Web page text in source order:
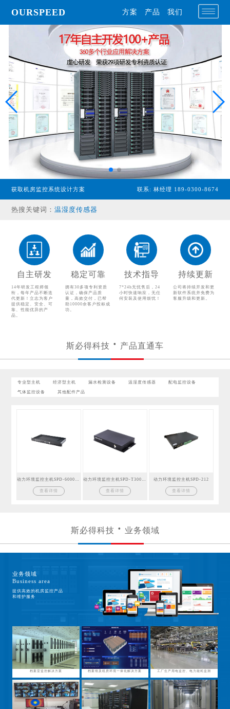
OURSPEED 方案 产品 我们
获取机房监控系统设计方案 联系: 林经理 189-0300-8674
热搜关键词：
专业型主机
经济型主机
温湿度传感器
气体监控设备
其他配件产品
自主研发
14年研发工程师领
衔，每年产品不断迭
代更新！立志为客户
提供稳定、安全、可
靠、性能优异的产
品。
稳定可靠
拥有30多项专利资质
认证，确保产品质
量，高效交付，已帮
助10000余客户投标成
功。
技术指导
7*24h无忧售后，24
小时快速响应，无任
何安装及使用烦忧！
持续更新
公司将持续开发和更
新软件系统并免费为
客服升级和更新。
斯必得科技 产品直通车
专业型主机 经济型主机 漏水检测设备 温湿度传感器 配电监控设备
气体监控设备 其他配件产品
查看详情 查看详情
动力环境监控主机SPD-212
查看详情
斯必得科技 业务领域
业务领域
Business area
提供高效的机房监控产品
和维护服务
档案室监控解决方案 档案馆及机房环境一体化解决方案 工厂生产用电监控、电力能耗监测